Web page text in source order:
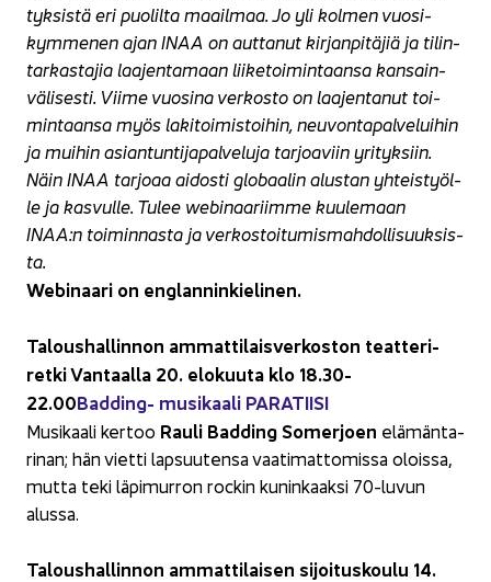
tyk­sis­tä eri puo­lil­ta maa­il­maa. Jo yli kol­men vuo­si­
kym­me­nen ajan INAA on aut­ta­nut kir­jan­pi­tä­jiä ja ti­lin­
tar­kas­ta­jia laa­jen­ta­maan lii­ke­toi­min­taan­sa kan­sain­
vä­li­ses­ti. Viime vuo­si­na ver­kos­to on laa­jen­ta­nut toi­
min­taan­sa myös la­ki­toi­mis­toi­hin, neu­von­ta­pal­ve­lui­hin
ja mui­hin asian­tun­ti­ja­pal­ve­lu­ja tar­joa­viin yri­tyk­siin.
Näin INAA tar­jo­aa ai­dos­ti glo­baa­lin alus­tan yh­teis­työl­
le ja kas­vul­le. Tulee webinaariimme kuu­le­maan
INAA:n toi­min­nas­ta ja ver­kos­toi­tu­mis­mah­dol­li­suuk­sis­
ta.
Webinaari on englan­nin­kie­li­nen.
Ta­lous­hal­lin­non am­mat­ti­lais­ver­kos­ton teat­te­ri­
ret­ki Van­taal­la 20. elo­kuu­ta klo 18.30-
22.00Badding-​ musi­kaa­li PA­RA­TII­SI
Musi­kaa­li ker­too Rauli Bad­ding So­mer­joen elä­män­ta­
ri­nan; hän viet­ti lap­suu­ten­sa vaa­ti­mat­to­mis­sa olois­sa,
mutta teki lä­pi­mur­ron roc­kin ku­nin­kaak­si 70-​luvun
alus­sa.
Ta­lous­hal­lin­non am­mat­ti­lai­sen si­joi­tus­kou­lu 14.